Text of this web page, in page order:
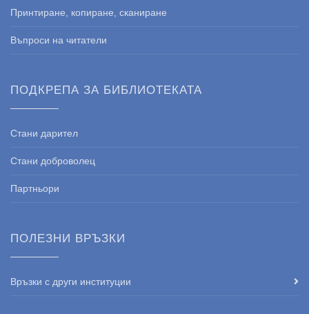
Принтиране, копиране, сканиране
Въпроси на читатели
ПОДКРЕПА ЗА БИБЛИОТЕКАТА
Стани дарител
Стани доброволец
Партньори
ПОЛЕЗНИ ВРЪЗКИ
Връзки с други институции